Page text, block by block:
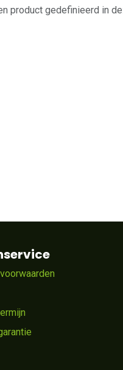
product gedefinieerd in